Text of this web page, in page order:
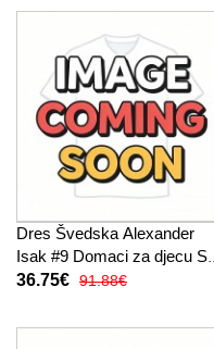
Dres Švedska Alexander
Isak #9 Domaci za djecu SP
2026 Kratak Rukav (+ kratke
36.75€ 91.88€